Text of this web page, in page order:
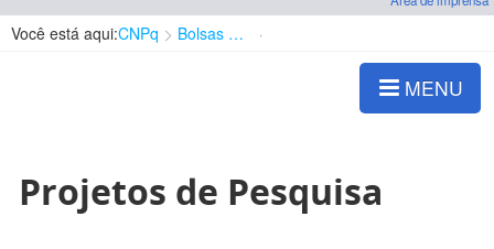
Você está aqui:CNPq Bolsas e Auxílios Vigentes
MENU
Projetos de Pesquisa